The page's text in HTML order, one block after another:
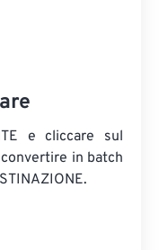
e cliccare sul
in batch